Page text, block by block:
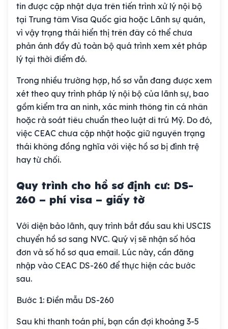
tin được cập nhật dựa trên tiến trình xử lý nội bộ
tại Trung tâm Visa Quốc gia hoặc Lãnh sự quán,
vì vậy trạng thái hiển thị trên đây có thể chưa
phản ánh đầy đủ toàn bộ quá trình xem xét pháp
lý tại thời điểm đó.
Trong nhiều trường hợp, hồ sơ vẫn đang được xem
xét theo quy trình pháp lý nội bộ của lãnh sự, bao
gồm kiểm tra an ninh, xác minh thông tin cá nhân
hoặc rà soát tiêu chuẩn theo luật di trú Mỹ. Do đó,
việc CEAC chưa cập nhật hoặc giữ nguyên trạng
thái không đồng nghĩa với việc hồ sơ bị đình trệ
hay từ chối.
Quy trình cho hồ sơ định cư: DS-
260 – phí visa – giấy tờ
Với diện bảo lãnh, quy trình bắt đầu sau khi USCIS
chuyển hồ sơ sang NVC. Quý vị sẽ nhận số hóa
đơn và số hồ sơ qua email. Lúc này, cần đăng
nhập vào CEAC DS-260 để thực hiện các bước
sau.
Bước 1: Điền mẫu DS-260
Sau khi thanh toán phí, bạn cần đợi khoảng 3-5